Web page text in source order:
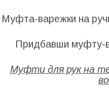
Муфта-варежки на
Придбавши муфту-
Муфти для рук на